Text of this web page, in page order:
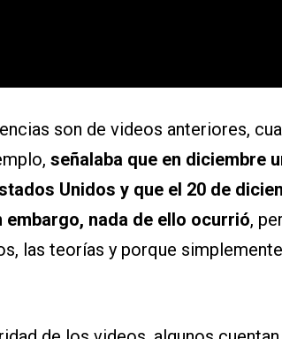
son de videos anteriores,
señalaba que en diciembre
Unidos y que el 20 de
embargo, nada de ello ocurrió,
las teorías y porque